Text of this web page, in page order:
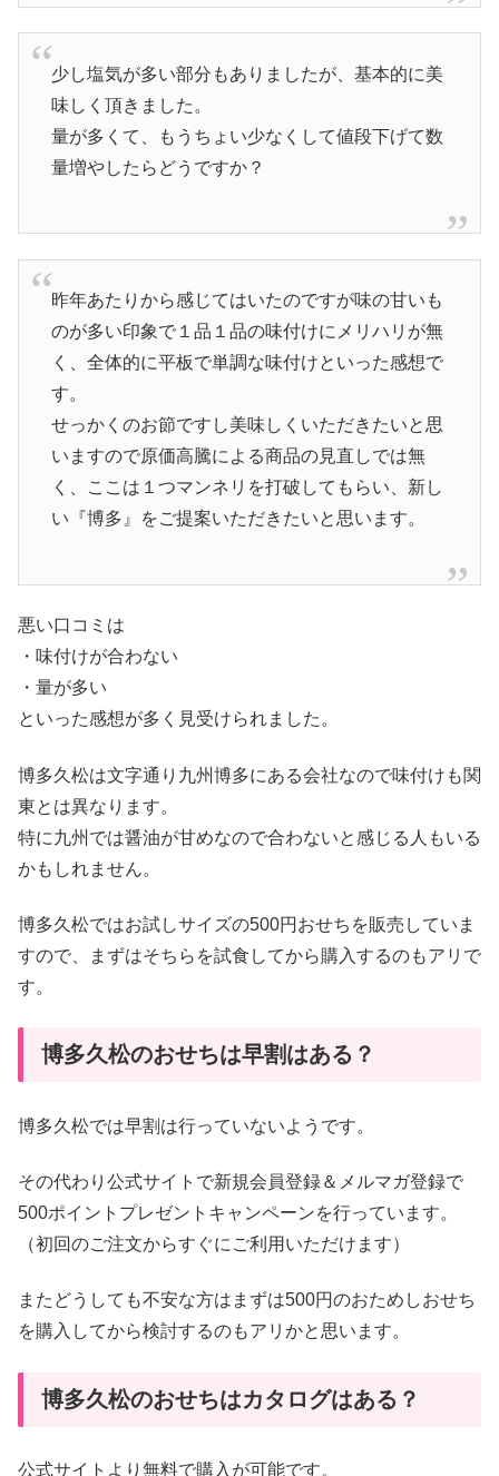
少し塩気が多い部分もありましたが、基本的に美
味しく頂きました。
量が多くて、もうちょい少なくして値段下げて数
量増やしたらどうですか？
昨年あたりから感じてはいたのですが味の甘いも
のが多い印象で１品１品の味付けにメリハリが無
く、全体的に平板で単調な味付けといった感想で
す。
せっかくのお節ですし美味しくいただきたいと思
いますので原価高騰による商品の見直しでは無
く、ここは１つマンネリを打破してもらい、新し
い『博多』をご提案いただきたいと思います。
悪い口コミは
・味付けが合わない
・量が多い
といった感想が多く見受けられました。
博多久松は文字通り九州博多にある会社なので味付けも関
東とは異なります。
特に九州では醤油が甘めなので合わないと感じる人もいる
かもしれません。
博多久松ではお試しサイズの500円おせちを販売していま
すので、まずはそちらを試食してから購入するのもアリで
す。
博多久松のおせちは早割はある？
博多久松では早割は行っていないようです。
その代わり公式サイトで新規会員登録＆メルマガ登録で
500ポイントプレゼントキャンペーンを行っています。
（初回のご注文からすぐにご利用いただけます）
またどうしても不安な方はまずは500円のおためしおせち
を購入してから検討するのもアリかと思います。
博多久松のおせちはカタログはある？
公式サイトより無料で購入が可能です。